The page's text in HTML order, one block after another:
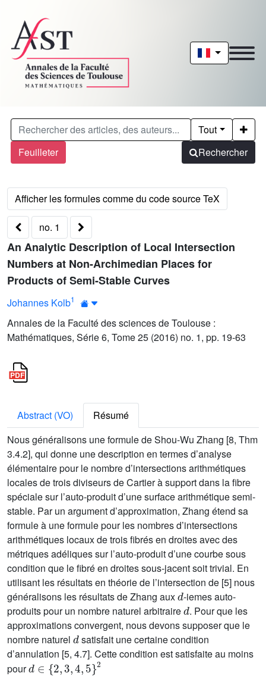
Feuilleter
Tout
Rechercher
no. 1
An Analytic Description of Local Intersection
Numbers at Non-Archimedian Places for
Products of Semi-Stable Curves
Johannes Kolb1
Annales de la Faculté des sciences de Toulouse :
Mathématiques, Série 6, Tome 25 (2016) no. 1, pp. 19-63
Abstract (VO)
Résumé
Nous généralisons une formule de Shou-Wu Zhang [8, Thm
3.4.2], qui donne une description en termes d’analyse
élémentaire pour le nombre d’intersections arithmétiques
locales de trois diviseurs de Cartier à support dans la fibre
spéciale sur l’auto-produit d’une surface arithmétique semi-
stable. Par un argument d’approximation, Zhang étend sa
formule à une formule pour les nombres d’intersections
arithmétiques locaux de trois fibrés en droites avec des
métriques adéliques sur l’auto-produit d’une courbe sous
condition que le fibré en droites sous-jacent soit trivial. En
utilisant les résultats en théorie de l’intersection de [5] nous
généralisons les résultats de Zhang aux
d
-iemes auto-
produits pour un nombre naturel arbitraire
d
. Pour que les
approximations convergent, nous devons supposer que le
nombre naturel
d
satisfait une certaine condition
d’annulation [5, 4.7]. Cette condition est satisfaite au moins
pour
d∈{2,3,4,5}2